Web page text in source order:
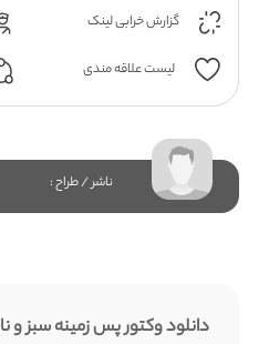
گزارش خرابی لینک
لیست علاقه مندی
ناشر / طراح :
دانلود وکتور پس زمینه سبز و